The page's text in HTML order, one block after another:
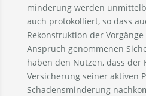
minderung werden
auch protokolliert, so dass
Rekonstruktion der
Anspruch genommenen
haben den Nutzen, dass der
Versicherung seiner aktiven
Schadensminderung